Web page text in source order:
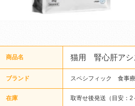
商品名 猫用 腎心肝ア
ブランド スペシフィック 食事
在庫 取寄せ後発送（目安：